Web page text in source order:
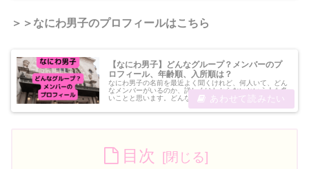
＞＞なにわ男子のプロフィールはこちら
【なにわ男子】どんなグループ？メンバーのプ
ロフィール、年齢順、入所順は？
なにわ男子の名前を最近よく聞くけれど、何人いて、どん
なメンバーがいるのか、詳しくはわからないという人も多
いことと思います。どんなグループなのか、どんなメンバ
ーがいるのか。この記事では、筆者が見聞きした経験のほ
かSNSなどの情報からご紹介しま...
目次